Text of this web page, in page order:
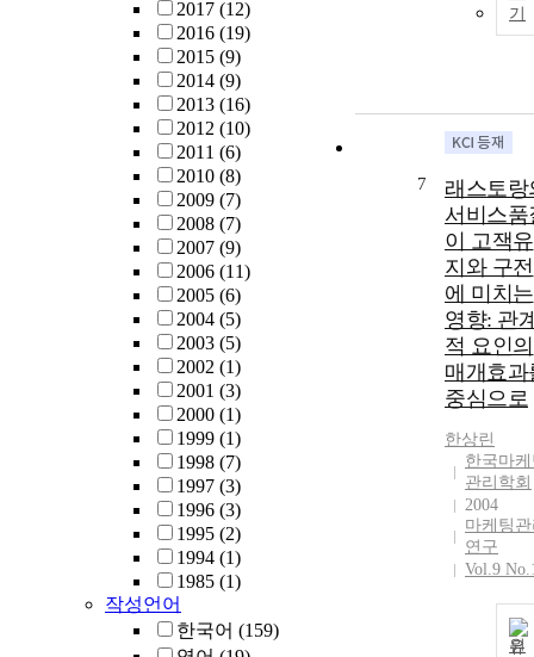
2017 (12)
2016 (19)
2015 (9)
2014 (9)
2013 (16)
2012 (10)
2011 (6)
2010 (8)
2009 (7)
2008 (7)
2007 (9)
2006 (11)
2005 (6)
2004 (5)
2003 (5)
2002 (1)
2001 (3)
2000 (1)
1999 (1)
1998 (7)
1997 (3)
1996 (3)
1995 (2)
1994 (1)
1985 (1)
작성언어
한국어 (159)
기
7
래스토랑
서비스품
이 고잭유
지와 구전
에 미치는
영향: 관
적 요인의
매개효과
중심으로
한상린
한국마
관리학회
2004
마케팅
연구
Vol.9
원